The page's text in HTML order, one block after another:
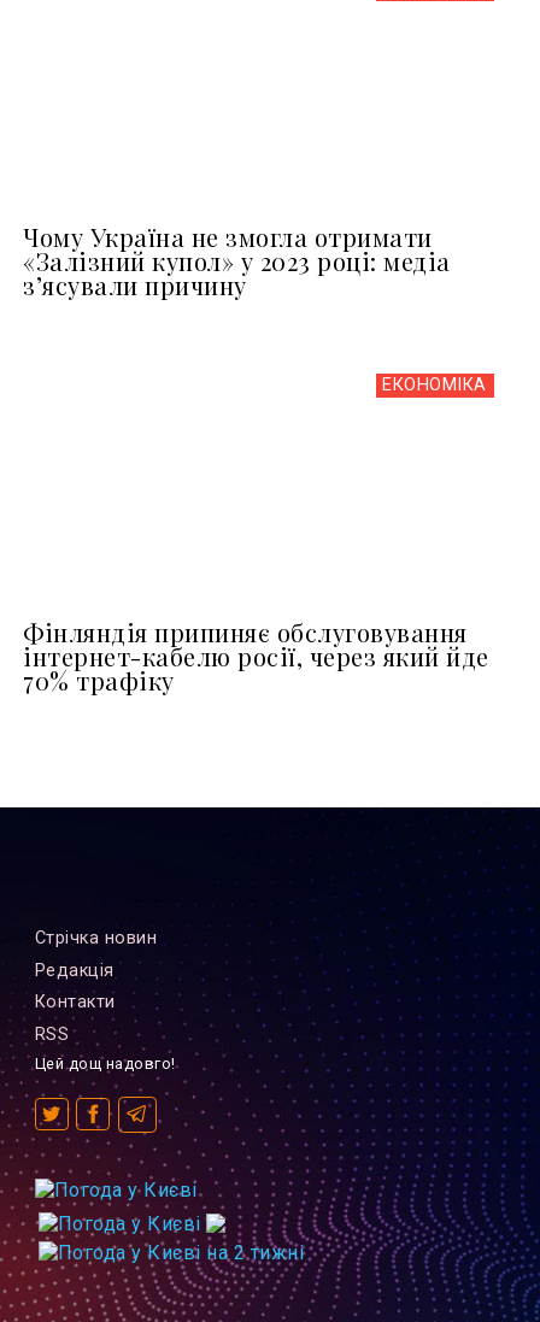
Чому Україна не змогла отримати
«Залізний купол» у 2023 році: медіа
з’ясували причину
ЕКОНОМІКА
Фінляндія припиняє обслуговування
інтернет-кабелю росії, через який йде
70% трафіку
Стрiчка новин
Редакцiя
Контакти
RSS
Цей дощ надовго!